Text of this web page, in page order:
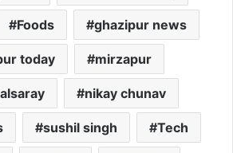
Foods ghazipur news
today mirzapur
nikay chunav
sushil singh Tech